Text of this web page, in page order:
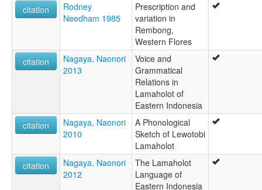
citation
Rodney
Needham 1985
Prescription and
variation in
Rembong,
Western Flores
citation
Nagaya, Naonori
2013
Voice and
Grammatical
Relations in
Lamaholot of
Eastern Indonesia
citation
Nagaya, Naonori
2010
A Phonological
Sketch of Lewotobi
Lamaholot
citation
Nagaya, Naonori
2012
The Lamaholot
Language of
Eastern Indonesia